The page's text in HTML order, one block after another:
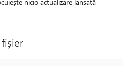
nicio actualizare lansată